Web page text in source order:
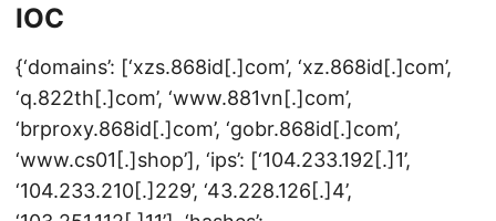
IOC
{‘domains’: [‘xzs.868id[.]com’, ‘xz.868id[.]com’,
‘q.822th[.]com’, ‘www.881vn[.]com’,
‘brproxy.868id[.]com’, ‘gobr.868id[.]com’,
‘www.cs01[.]shop’], ‘ips’: [‘104.233.192[.]1’,
‘104.233.210[.]229’, ‘43.228.126[.]4’,